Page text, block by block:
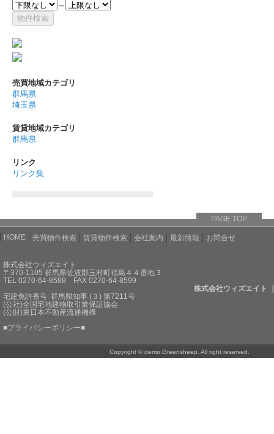
～
売買地域カテゴリ
群馬県
埼玉県
賃貸地域カテゴリ
群馬県
リンク
リンク集
PAGE TOP
HOME 売買物件検索 賃貸物件検索 会社案内 最新情報 お問合せ
株式会社ウィズエイト
〒370-1105 群馬県佐波郡玉村町福島４４番地３
TEL 0270-64-8588 FAX 0270-64-8599
株式会社ウィズエイト
宅建免許番号: 群馬県知事 (３) 第7211号
(公社)全国宅地建物取引業保証協会
(公財)東日本不動産流通機構
■プライバシーポリシー■
Copyright © demo.Greensheep. All right reserved.